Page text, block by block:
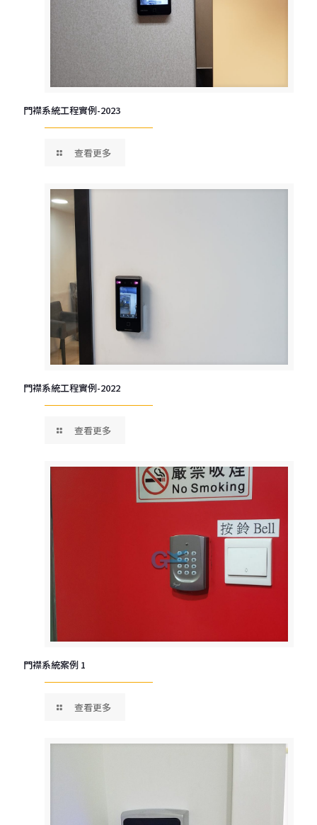
門襟系統工程實例-2023
查看更多
門襟系統工程實例-2022
查看更多
門襟系統案例 1
查看更多